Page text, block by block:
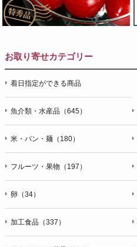
お取り寄せカテゴリー
着日指定ができる商品
魚介類・水産品（645）
米・パン・麺（180）
フルーツ・果物（197）
卵（34）
加工食品（337）